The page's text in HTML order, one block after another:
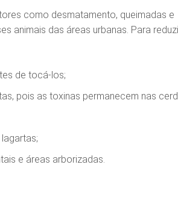
como desmatamento, queimadas e
animais das áreas urbanas. Para
de tocá-los;
pois as toxinas permanecem nas
e áreas arborizadas.